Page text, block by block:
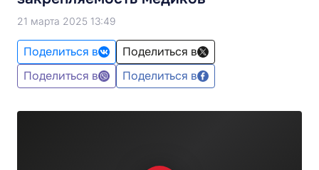
21 марта 2025 13:49
Поделиться в
Поделиться в
Поделиться в
Поделиться в